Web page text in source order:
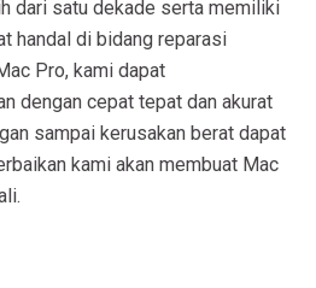
dari satu dekade serta memiliki
handal di bidang reparasi
Pro, kami dapat
dengan cepat tepat dan akurat
sampai kerusakan berat dapat
kami akan membuat Mac